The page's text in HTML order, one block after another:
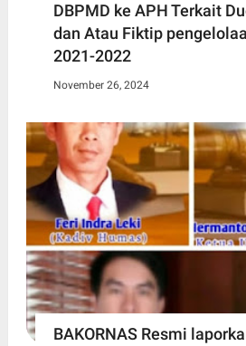
DBPMD ke APH Terkait
dan Atau Fiktip
2021-2022
November 26, 2024
BAKORNAS Resmi